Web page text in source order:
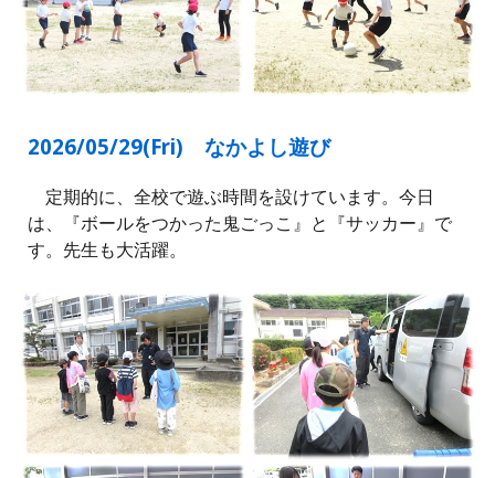
2026/05/29(Fri)なかよし遊び
定期的に、全校で遊ぶ時間を設けています。今日
は、『ボールをつかった鬼ごっこ』と『サッカー』で
す。先生も大活躍。